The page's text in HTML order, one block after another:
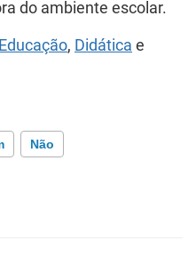
do ambiente escolar.
, Didática e
Não
que procuro